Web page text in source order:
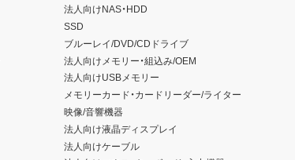
法人向けNAS・HDD
SSD
ブルーレイ/DVD/CDドライブ
法人向けメモリー・組込み/OEM
法人向けUSBメモリー
メモリーカード・カードリーダー/ライター
映像/音響機器
法人向け液晶ディスプレイ
法人向けケーブル